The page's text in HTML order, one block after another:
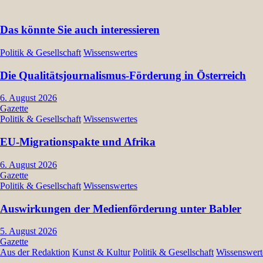
Das könnte Sie auch interessieren
Politik & Gesellschaft Wissenswertes
Die Qualitätsjournalismus-Förderung in Österreich
6. August 2026
Gazette
Politik & Gesellschaft Wissenswertes
EU-Migrationspakte und Afrika
6. August 2026
Gazette
Politik & Gesellschaft Wissenswertes
Auswirkungen der Medienförderung unter Babler
5. August 2026
Gazette
Aus der Redaktion Kunst & Kultur Politik & Gesellschaft